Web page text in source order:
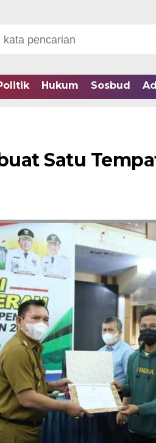
Hukum Sosbud
Satu